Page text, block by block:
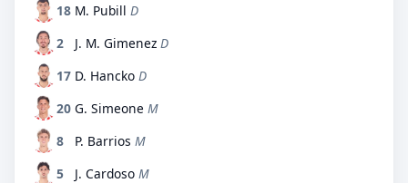
18 M. Pubill D
2
J. M. Gimenez D
17 D. Hancko D
20 G. Simeone M
8
P. Barrios M
5
J. Cardoso M